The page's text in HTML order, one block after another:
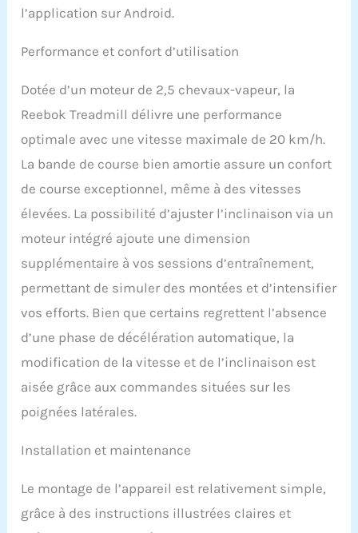
l’application sur Android.
Performance et confort d’utilisation
Dotée d’un moteur de 2,5 chevaux-vapeur, la
Reebok Treadmill délivre une performance
optimale avec une vitesse maximale de 20 km/h.
La bande de course bien amortie assure un confort
de course exceptionnel, même à des vitesses
élevées. La possibilité d’ajuster l’inclinaison via un
moteur intégré ajoute une dimension
supplémentaire à vos sessions d’entraînement,
permettant de simuler des montées et d’intensifier
vos efforts. Bien que certains regrettent l’absence
d’une phase de décélération automatique, la
modification de la vitesse et de l’inclinaison est
aisée grâce aux commandes situées sur les
poignées latérales.
Installation et maintenance
Le montage de l’appareil est relativement simple,
grâce à des instructions illustrées claires et